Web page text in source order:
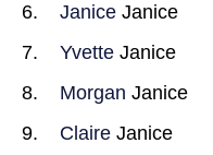
Janice Janice
Yvette Janice
Morgan Janice
Claire Janice